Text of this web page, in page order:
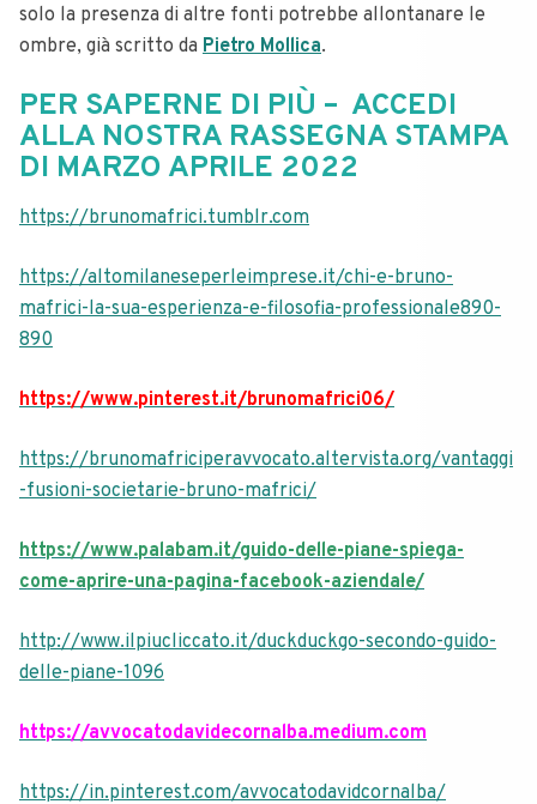
solo la presenza di altre fonti potrebbe allontanare le
ombre, già scritto da Pietro Mollica.
PER SAPERNE DI PIÙ – ACCEDI
ALLA NOSTRA RASSEGNA STAMPA
DI MARZO APRILE 2022
https://brunomafrici.tumblr.com
https://altomilaneseperleimprese.it/chi-e-bruno-
mafrici-la-sua-esperienza-e-filosofia-professionale890-
890
https://www.pinterest.it/brunomafrici06/
https://brunomafriciperavvocato.altervista.org/vantaggi
-fusioni-societarie-bruno-mafrici/
https://www.palabam.it/guido-delle-piane-spiega-
come-aprire-una-pagina-facebook-aziendale/
http://www.ilpiucliccato.it/duckduckgo-secondo-guido-
delle-piane-1096
https://avvocatodavidecornalba.medium.com
https://in.pinterest.com/avvocatodavidcornalba/